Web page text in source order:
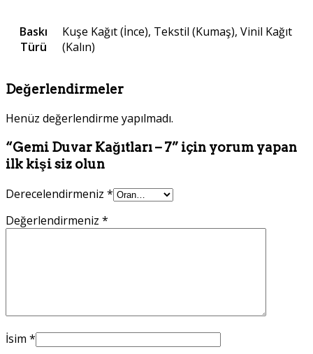
Baskı
Türü
Kuşe Kağıt (İnce), Tekstil (Kumaş), Vinil Kağıt
(Kalın)
Değerlendirmeler
Henüz değerlendirme yapılmadı.
“Gemi Duvar Kağıtları – 7” için yorum yapan
ilk kişi siz olun
Derecelendirmeniz *
Değerlendirmeniz *
İsim *